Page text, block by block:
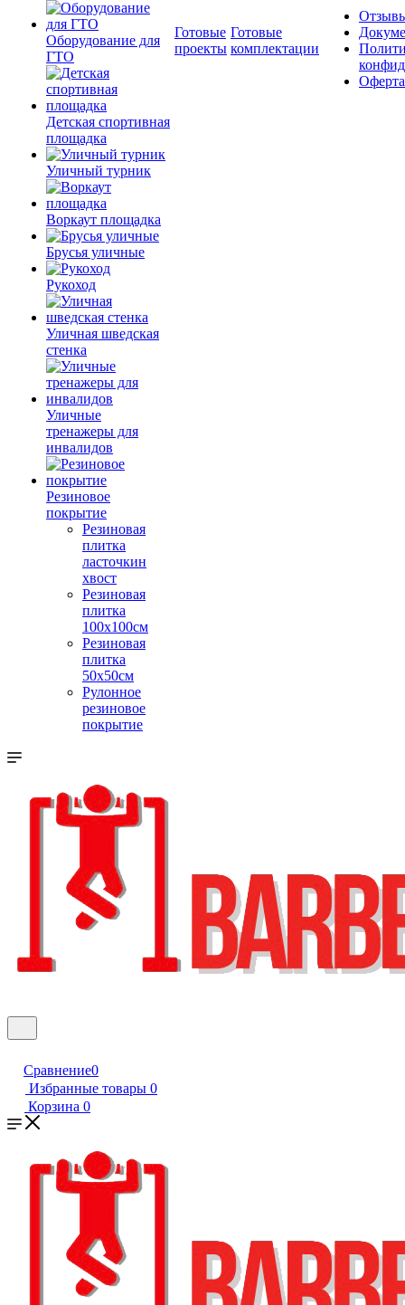
Оборудование для
ГТО
Детская спортивная
площадка
Уличный турник
Воркаут площадка
Брусья уличные
Рукоход
Уличная шведская
стенка
Уличные
тренажеры для
инвалидов
Резиновое
покрытие
Резиновая
плитка
ласточкин
хвост
Резиновая
плитка
100х100см
Резиновая
плитка
50х50см
Рулонное
резиновое
покрытие
Готовые
проекты
Готовые
комплектации
Оферта
Сравнение0
Избранные товары 0
Корзина 0